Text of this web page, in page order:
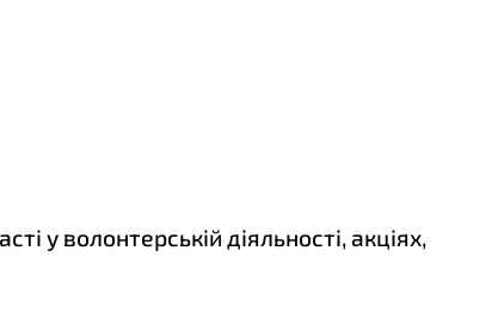
у волонтерській діяльності, акціях,